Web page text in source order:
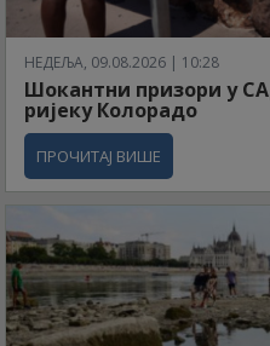
НЕДЕЉА, 09.08.2026 | 10:28
Шокантни призори у
ријеку Колорадо
ПРОЧИТАЈ ВИШЕ